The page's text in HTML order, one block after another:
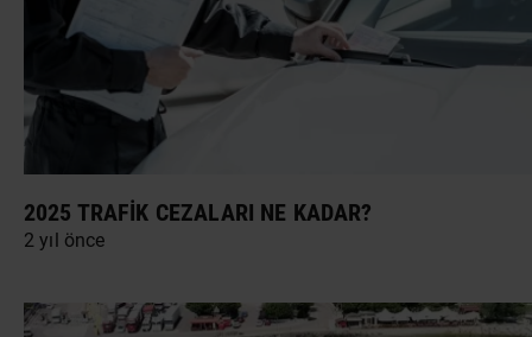
2025 TRAFIK CEZALARI NE KADAR?
2 yıl önce